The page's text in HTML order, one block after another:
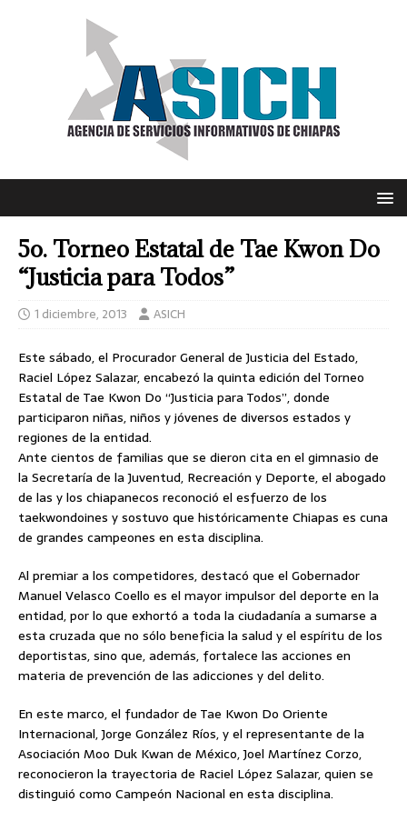
5o. Torneo Estatal de Tae Kwon Do
“Justicia para Todos”
1 diciembre, 2013 ASICH
Este sábado, el Procurador General de Justicia del Estado,
Raciel López Salazar, encabezó la quinta edición del Torneo
Estatal de Tae Kwon Do “Justicia para Todos”, donde
participaron niñas, niños y jóvenes de diversos estados y
regiones de la entidad.
Ante cientos de familias que se dieron cita en el gimnasio de
la Secretaría de la Juventud, Recreación y Deporte, el abogado
de las y los chiapanecos reconoció el esfuerzo de los
taekwondoines y sostuvo que históricamente Chiapas es cuna
de grandes campeones en esta disciplina.
Al premiar a los competidores, destacó que el Gobernador
Manuel Velasco Coello es el mayor impulsor del deporte en la
entidad, por lo que exhortó a toda la ciudadanía a sumarse a
esta cruzada que no sólo beneficia la salud y el espíritu de los
deportistas, sino que, además, fortalece las acciones en
materia de prevención de las adicciones y del delito.
En este marco, el fundador de Tae Kwon Do Oriente
Internacional, Jorge González Ríos, y el representante de la
Asociación Moo Duk Kwan de México, Joel Martínez Corzo,
reconocieron la trayectoria de Raciel López Salazar, quien se
distinguió como Campeón Nacional en esta disciplina.